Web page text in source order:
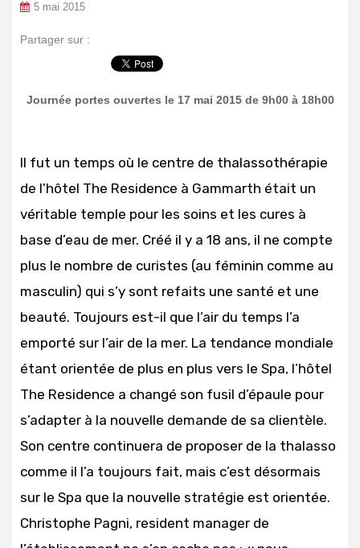
5 mai 2015
Partager sur :
Journée portes ouvertes le 17 mai 2015 de 9h00 à 18h00
Il fut un temps où le centre de thalassothérapie
de l’hôtel The Residence à Gammarth était un
véritable temple pour les soins et les cures à
base d’eau de mer. Créé il y a 18 ans, il ne compte
plus le nombre de curistes (au féminin comme au
masculin) qui s’y sont refaits une santé et une
beauté. Toujours est-il que l’air du temps l’a
emporté sur l’air de la mer. La tendance mondiale
étant orientée de plus en plus vers le Spa, l’hôtel
The Residence a changé son fusil d’épaule pour
s’adapter à la nouvelle demande de sa clientèle.
Son centre continuera de proposer de la thalasso
comme il l’a toujours fait, mais c’est désormais
sur le Spa que la nouvelle stratégie est orientée.
Christophe Pagni, resident manager de